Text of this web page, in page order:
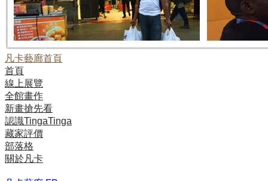
凡卡藝廊首頁
首頁
線上展覽
全館畫作
新畫搶先看
認識TingaTinga
藏家評價
部落格
關於凡卡